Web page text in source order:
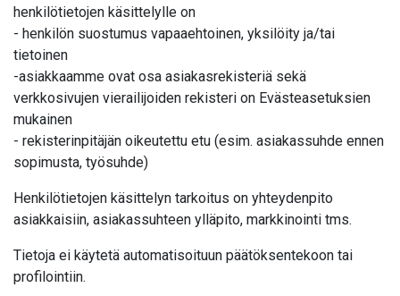
henkilötietojen käsittelylle on
- henkilön suostumus vapaaehtoinen, yksilöity ja/tai
tietoinen
-asiakkaamme ovat osa asiakasrekisteriä sekä
verkkosivujen vierailijoiden rekisteri on Evästeasetuksien
mukainen
- rekisterinpitäjän oikeutettu etu (esim. asiakassuhde ennen
sopimusta, työsuhde)
Henkilötietojen käsittelyn tarkoitus on yhteydenpito
asiakkaisiin, asiakassuhteen ylläpito, markkinointi tms.
Tietoja ei käytetä automatisoituun päätöksentekoon tai
profilointiin.